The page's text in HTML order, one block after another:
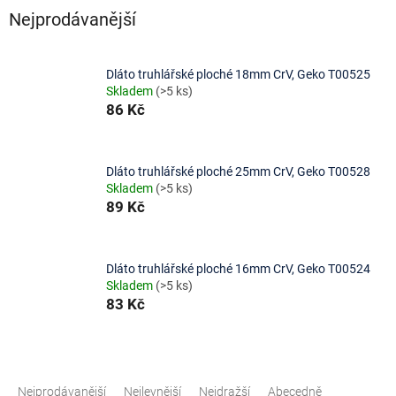
Nejprodávanější
Dláto truhlářské ploché 18mm CrV, Geko T00525
Skladem (>5 ks)
86 Kč
Dláto truhlářské ploché 25mm CrV, Geko T00528
Skladem (>5 ks)
89 Kč
Dláto truhlářské ploché 16mm CrV, Geko T00524
Skladem (>5 ks)
83 Kč
Nejprodávanější Nejlevnější Nejdražší Abecedně